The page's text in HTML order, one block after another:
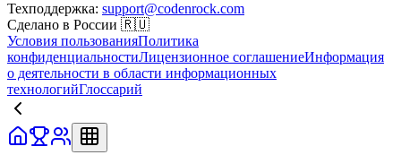
Техподдержка: support@codenrock.com
Сделано в России 🇷🇺
Условия пользованияПолитика
конфиденциальностиЛицензионное соглашениеИнформация
о деятельности в области информационных
технологийГлоссарий